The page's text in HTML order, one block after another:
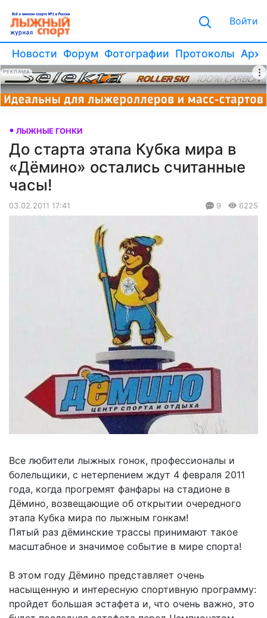
Войти
Новости Форум Фотографии Протоколы
РЕКЛАМА
ЛЫЖНЫЕ ГОНКИ
До старта этапа Кубка мира в
«Дёмино» остались считанные
часы!
03.02.2011 17:41 9 6225
Все любители лыжных гонок, профессионалы и
болельщики, с нетерпением ждут 4 февраля 2011
года, когда прогремят фанфары на стадионе в
Дёмино, возвещающие об открытии очередного
этапа Кубка мира по лыжным гонкам!
Пятый раз дёминские трассы принимают такое
масштабное и значимое событие в мире спорта!
В этом году Дёмино представляет очень
насыщенную и интересную спортивную программу:
пройдет большая эстафета и, что очень важно, это